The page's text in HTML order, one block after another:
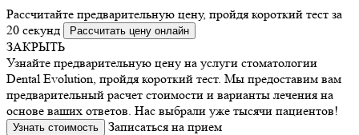
Рассчитайте предварительную цену, пройдя короткий тест за
20 секунд
Рассчитать цену онлайн
ЗАКРЫТЬ
Узнайте предварительную цену на услуги стоматологии
Dental Evolution, пройдя короткий тест. Мы предоставим вам
предварительный расчет стоимости и варианты лечения на
основе ваших ответов. Нас выбрали уже тысячи пациентов!
Узнать стоимость
Записаться на прием